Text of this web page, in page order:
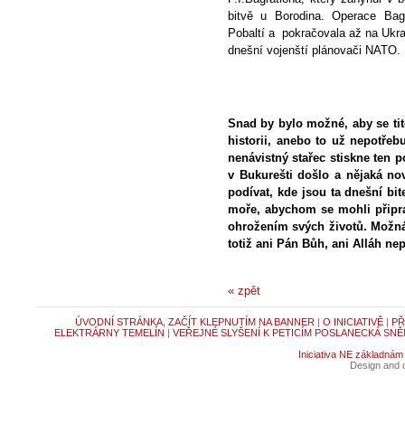
bitvě u Borodina. Operace
Pobaltí a pokračovala až na
dnešní vojenští plánovači NATO.
Snad by bylo možné, aby se
historii, anebo to už
nenávistný stařec stiskne ten
v Bukurešti došlo a nějaká
podívat, kde jsou ta dnešní
moře, abychom se mohli
ohrožením svých životů.
totiž ani Pán Bůh, ani Alláh
« zpět
ÚVODNÍ STRÁNKA, ZAČÍT KLEPNUTÍM NA BANNER | O INICIATIVĚ|
ELEKTRÁRNY TEMELÍN | VEŘEJNÉ SLYŠENÍ K PETICÍM POSLANECKÁ
Iniciativa NE základnám
Design and